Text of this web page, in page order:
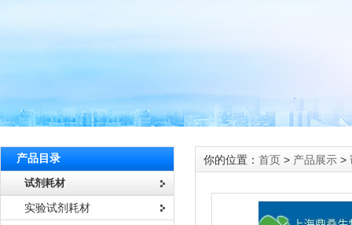
产品目录
试剂耗材
实验试剂耗材
你的位置： 首页 > 产品展示 >